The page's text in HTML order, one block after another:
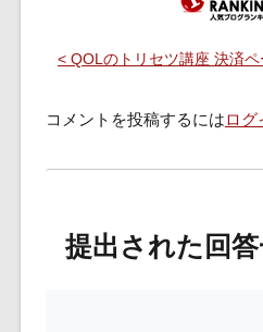
< QOLのトリセツ講座 決済ペ
コメントを投稿するにはログ
提出された回